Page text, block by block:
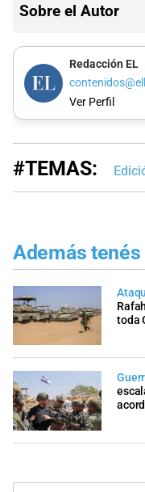
Sobre el Autor
Redacción EL
Ver Perfil
#TEMAS:
Además
toda